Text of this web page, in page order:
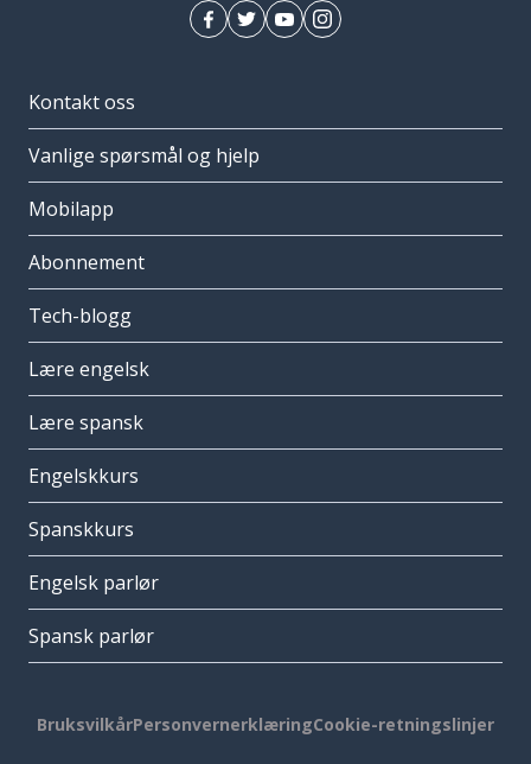
Kontakt oss
Vanlige spørsmål og hjelp
Mobilapp
Abonnement
Tech-blogg
Lære engelsk
Lære spansk
Engelskkurs
Spanskkurs
Engelsk parlør
Spansk parlør
BruksvilkårPersonvernerklæringCookie-retningslinjer